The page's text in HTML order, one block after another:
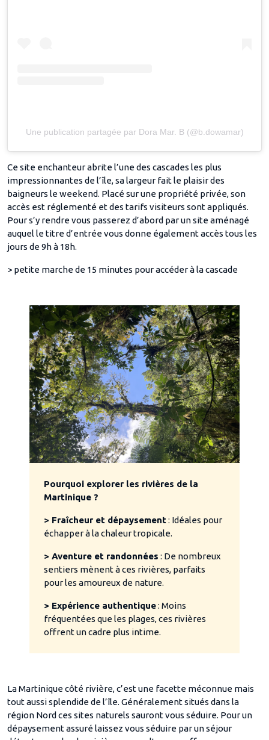
Une publication partagée par Dora Mar. B (@b.dowamar)
Ce site enchanteur abrite l’une des cascades les plus
impressionnantes de l’île, sa largeur fait le plaisir des
baigneurs le weekend. Placé sur une propriété privée, son
accès est réglementé et des tarifs visiteurs sont appliqués.
Pour s’y rendre vous passerez d’abord par un site aménagé
auquel le titre d’entrée vous donne également accès tous les
jours de 9h à 18h.
> petite marche de 15 minutes pour accéder à la cascade
Pourquoi explorer les rivières de la
Martinique ?
> Fraîcheur et dépaysement: Idéales pour
échapper à la chaleur tropicale.
> Aventure et randonnées : De nombreux
sentiers mènent à ces rivières, parfaits
pour les amoureux de nature.
> Expérience authentique: Moins
fréquentées que les plages, ces rivières
offrent un cadre plus intime.
La Martinique côté rivière, c’est une facette méconnue mais
tout aussi splendide de l’île. Généralement situés dans la
région Nord ces sites naturels sauront vous séduire. Pour un
dépaysement assuré laissez vous séduire par un séjour